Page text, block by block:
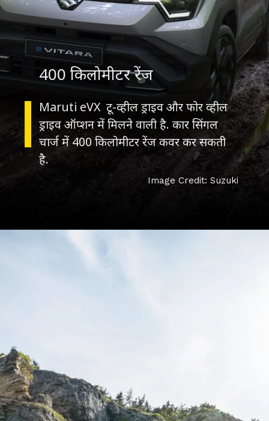
Maruti eVX टू-व्हील ड्राइव और फोर व्हील
ड्राइव ऑप्शन में मिलने वाली है. कार सिंगल
चार्ज में 400 किलोमीटर रेंज कवर कर सकती
है.
400 किलोमीटर रेंज
Image Credit: Suzuki